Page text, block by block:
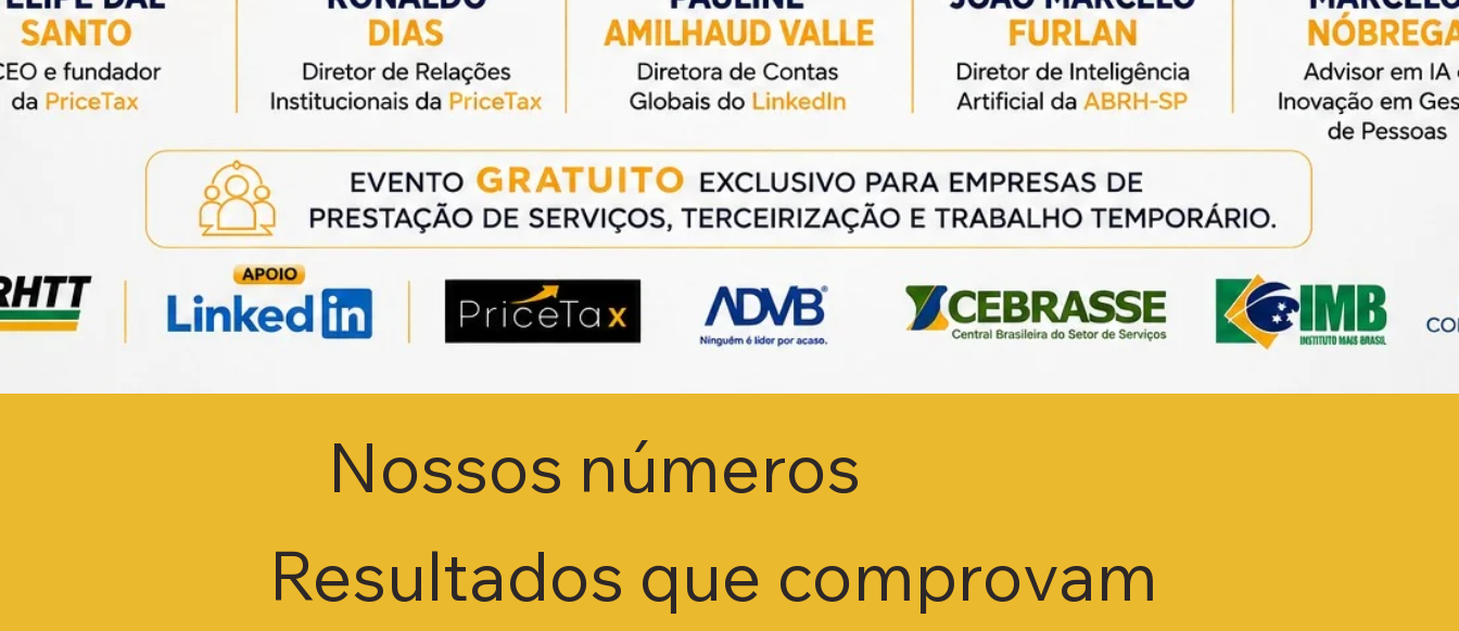
Nossos números
Resultados que comprovam